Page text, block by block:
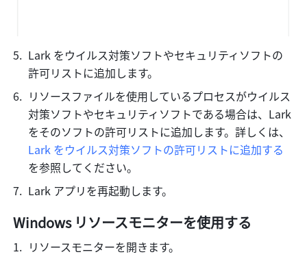
Lark をウイルス対策ソフトやセキュリティソフトの
許可リストに追加します。
リソースファイルを使用しているプロセスがウイルス
対策ソフトやセキュリティソフトである場合は、Lark
をそのソフトの許可リストに追加します。詳しくは、
Lark をウイルス対策ソフトの許可リストに追加する
を参照してください。
Lark アプリを再起動します。
Windows リソースモニターを使用する
リソースモニターを開きます。